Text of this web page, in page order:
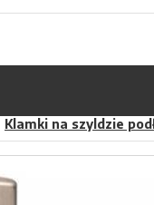
Klamki na szyldzie